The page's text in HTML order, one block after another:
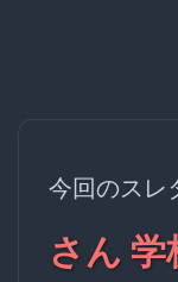
今回のスレ
さん